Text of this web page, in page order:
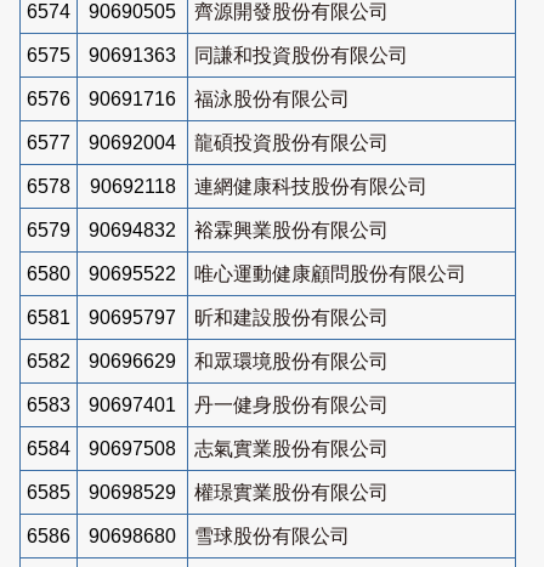
6574 90690505 齊源開發股份有限公司
6575 90691363 同謙和投資股份有限公司
6576 90691716 福泳股份有限公司
6577 90692004 龍碩投資股份有限公司
6578 90692118 連網健康科技股份有限公司
6579 90694832 裕霖興業股份有限公司
6580 90695522 唯心運動健康顧問股份有限公司
6581 90695797 昕和建設股份有限公司
6582 90696629 和眾環境股份有限公司
6583 90697401 丹一健身股份有限公司
6584 90697508 志氣實業股份有限公司
6585 90698529 權璟實業股份有限公司
6586 90698680 雪球股份有限公司